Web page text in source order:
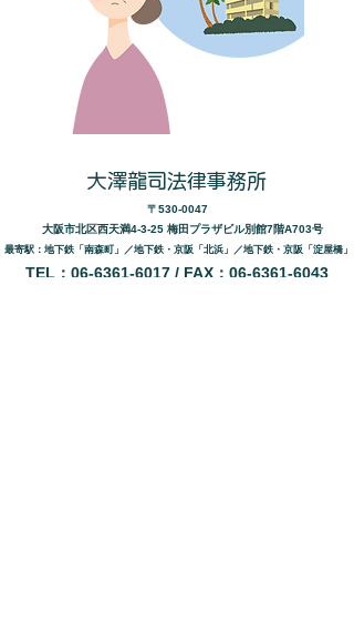
​大澤龍司法律事務所
〒530-0047
大阪市北区西天満4-3-25 梅田プラザビル別館7階A703号
最寄駅：地下鉄「南森町」／地下鉄・京阪「北浜」／地下鉄・京阪「淀屋橋」
TEL：06-6361-6017 / FAX：06-6361-6043